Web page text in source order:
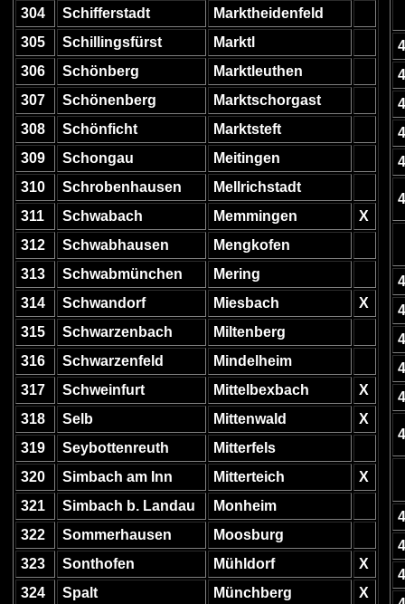
304
Schifferstadt
Marktheidenfeld
305
Schillingsfürst
Marktl
306
Schönberg
Marktleuthen
307
Schönenberg
Marktschorgast
308
Schönficht
Marktsteft
309
Schongau
Meitingen
310
Schrobenhausen
Mellrichstadt
311
Schwabach Memmingen
X
312
Schwabhausen
Mengkofen
313
Schwabmünchen
Mering
314
Schwandorf Miesbach
X
315
Schwarzenbach
Miltenberg
316
Schwarzenfeld
Mindelheim
317
Schweinfurt Mittelbexbach
X
318
Selb Mittenwald
X
319
Seybottenreuth
Mitterfels
320
Simbach am Inn Mitterteich
X
321
Simbach b. Landau
Monheim
322
Sommerhausen
Moosburg
323
Sonthofen Mühldorf
X
324
Spalt Münchberg
X